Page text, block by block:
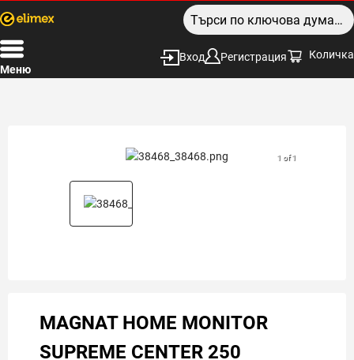
Меню
Вход Регистрация Количка
1 of 1
MAGNAT HOME MONITOR
SUPREME CENTER 250